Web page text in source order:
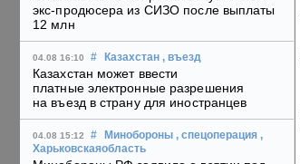
экс-продюсера из СИЗО после выплаты
12 млн
04.08 16:10 # Казахстан , въезд
Казахстан может ввести
платные электронные разрешения
на въезд в страну для иностранцев
04.08 15:12 # Минобороны , спецоперация ,
Харьковскаяобласть